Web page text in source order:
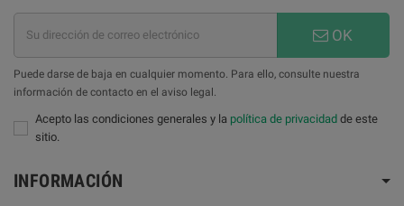
OK
Puede darse de baja en cualquier momento. Para ello, consulte nuestra
información de contacto en el aviso legal.
Acepto las condiciones generales y la política de privacidad de este
sitio.
INFORMACIÓN